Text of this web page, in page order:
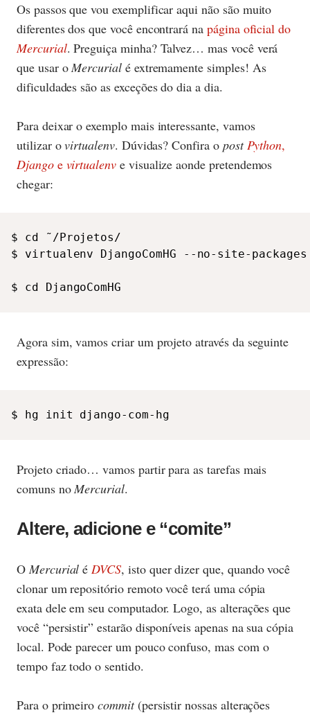
Os passos que vou exemplificar aqui não são muito
diferentes dos que você encontrará na página oficial do
Mercurial. Preguiça minha? Talvez… mas você verá
que usar oMercurialé extremamente simples! As
dificuldades são as exceções do dia a dia.
Para deixar o exemplo mais interessante, vamos
utilizar ovirtualenv. Dúvidas? Confira o post Python,
Djangoe virtualenv e visualize aonde pretendemos
chegar:
$ cd ˜/Projetos/
$ virtualenv DjangoComHG --no-site-packages
$ cd DjangoComHG
Agora sim, vamos criar um projeto através da seguinte
expressão:
$ hg init django-com-hg
Projeto criado… vamos partir para as tarefas mais
comuns noMercurial.
Altere, adicione e “comite”
O Mercurial éDVCS, isto quer dizer que, quando você
clonar um repositório remoto você terá uma cópia
exata dele em seu computador. Logo, as alterações que
você “persistir” estarão disponíveis apenas na sua cópia
local. Pode parecer um pouco confuso, mas com o
tempo faz todo o sentido.
Para o primeirocommit(persistir nossas alterações